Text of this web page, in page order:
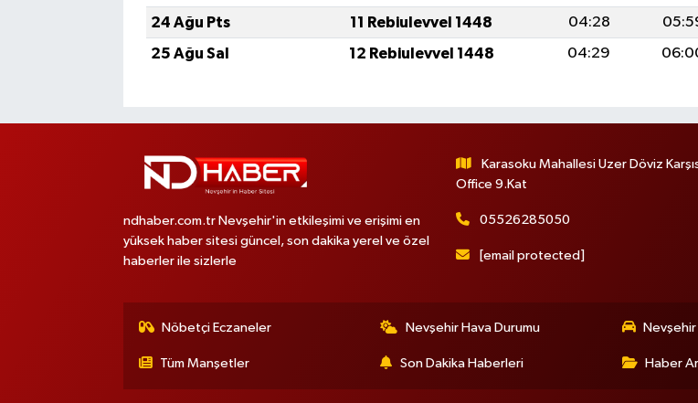
24 Ağu Pts
11 Rebiulevvel 1448 04:28
25 Ağu Sal
12 Rebiulevvel 1448 04:29
ndhaber.com.tr Nevşehir'in etkileşimi ve erişimi en
yüksek haber sitesi güncel, son dakika yerel ve özel
haberler ile sizlerle
Karasoku Mahallesi Uzer Döviz
Office 9.Kat
05526285050
[email protected]
Nöbetçi Eczaneler Nevşehir Hava Durumu Nevşehir
Tüm Manşetler Son Dakika Haberleri Haber